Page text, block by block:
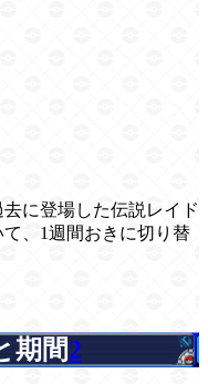
に登場した伝説レイド
、1週間おきに切り替
期間2